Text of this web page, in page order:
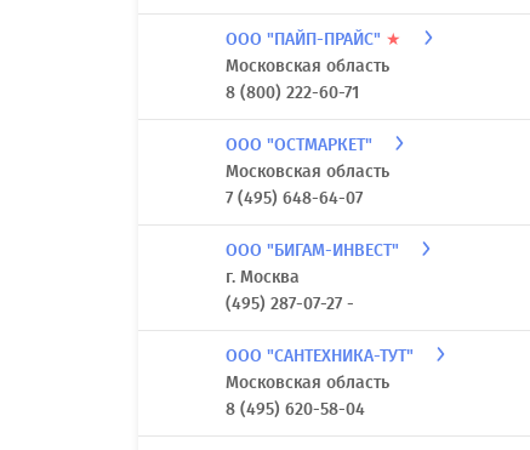
ООО "ПАЙП-ПРАЙС" ★
Московская область
8 (800) 222-60-71
ООО "ОСТМАРКЕТ"
Московская область
7 (495) 648-64-07
ООО "БИГАМ-ИНВЕСТ"
г. Москва
(495) 287-07-27 -
ООО "САНТЕХНИКА-ТУТ"
Московская область
8 (495) 620-58-04